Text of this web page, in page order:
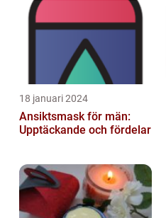
18 januari 2024
Ansiktsmask för män:
Upptäckande och fördelar